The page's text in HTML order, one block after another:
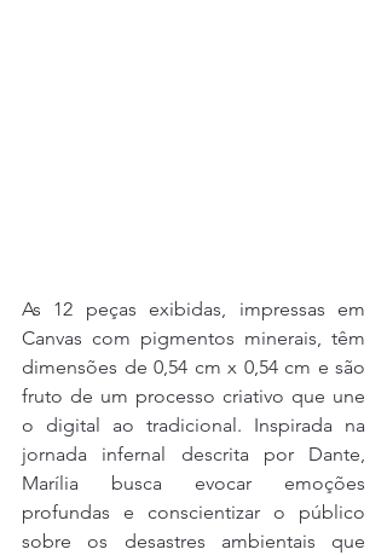
As 12 peças exibidas, impressas em
Canvas com pigmentos minerais, têm
dimensões de 0,54 cm x 0,54 cm e são
fruto de um processo criativo que une
o digital ao tradicional. Inspirada na
jornada infernal descrita por Dante,
Marília busca evocar emoções
profundas e conscientizar o público
sobre os desastres ambientais que